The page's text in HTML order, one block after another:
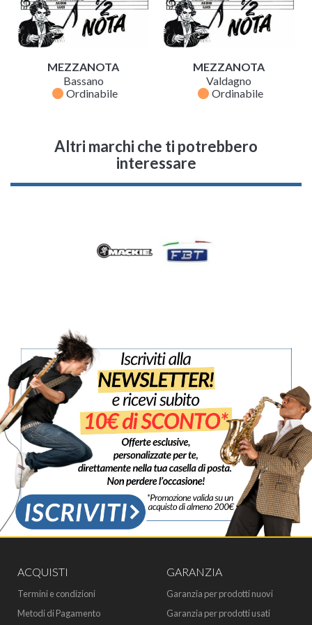
MEZZANOTA
Bassano
fiber_manual_record Ordinabile
MEZZANOTA
Valdagno
fiber_manual_record Ordinabile
Altri marchi che ti potrebbero
interessare
ACQUISTI
Termini e condizioni
Metodi di Pagamento
GARANZIA
Garanzia per prodotti nuovi
Garanzia per prodotti usati